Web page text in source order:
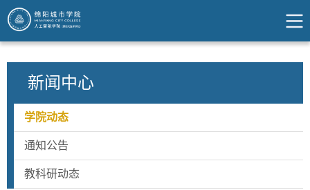
新闻中心
学院动态
通知公告
教科研动态